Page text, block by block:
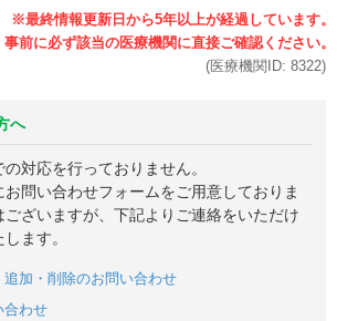
(医療機関ID: 8322)
へ
対応を行っておりません。
お問い合わせフォームをご用意しておりま
ざいますが、下記よりご連絡をいただけ
ます。
加・削除のお問い合わせ
合わせ